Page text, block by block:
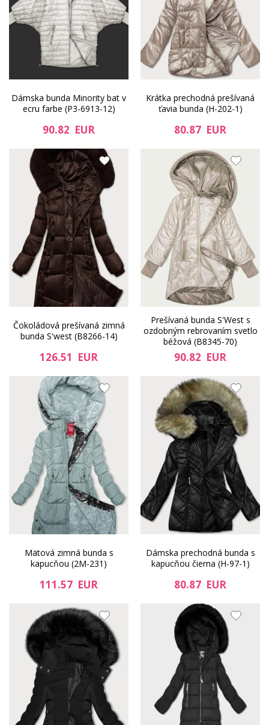
Dámska bunda Minority bat v
ecru farbe (P3-6913-12)
90.82 EUR
Krátka prechodná prešívaná
ťavia bunda (H-202-1)
80.87 EUR
Čokoládová prešívaná zimná
bunda S'west (B8266-14)
126.51 EUR
Prešívaná bunda S'West s
ozdobným rebrovaním svetlo
béžová (B8345-70)
90.82 EUR
Mätová zimná bunda s
kapucňou (2M-231)
111.57 EUR
Dámska prechodná bunda s
kapucňou čierna (H-97-1)
80.87 EUR